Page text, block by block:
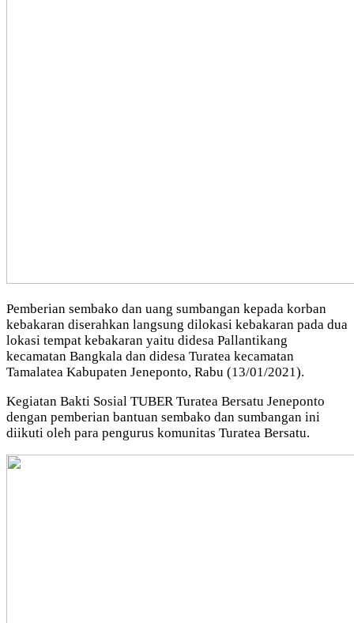
Pemberian sembako dan uang sumbangan kepada korban
kebakaran diserahkan langsung dilokasi kebakaran pada dua
lokasi tempat kebakaran yaitu didesa Pallantikang
kecamatan Bangkala dan didesa Turatea kecamatan
Tamalatea Kabupaten Jeneponto, Rabu (13/01/2021).
Kegiatan Bakti Sosial TUBER Turatea Bersatu Jeneponto
dengan pemberian bantuan sembako dan sumbangan ini
diikuti oleh para pengurus komunitas Turatea Bersatu.